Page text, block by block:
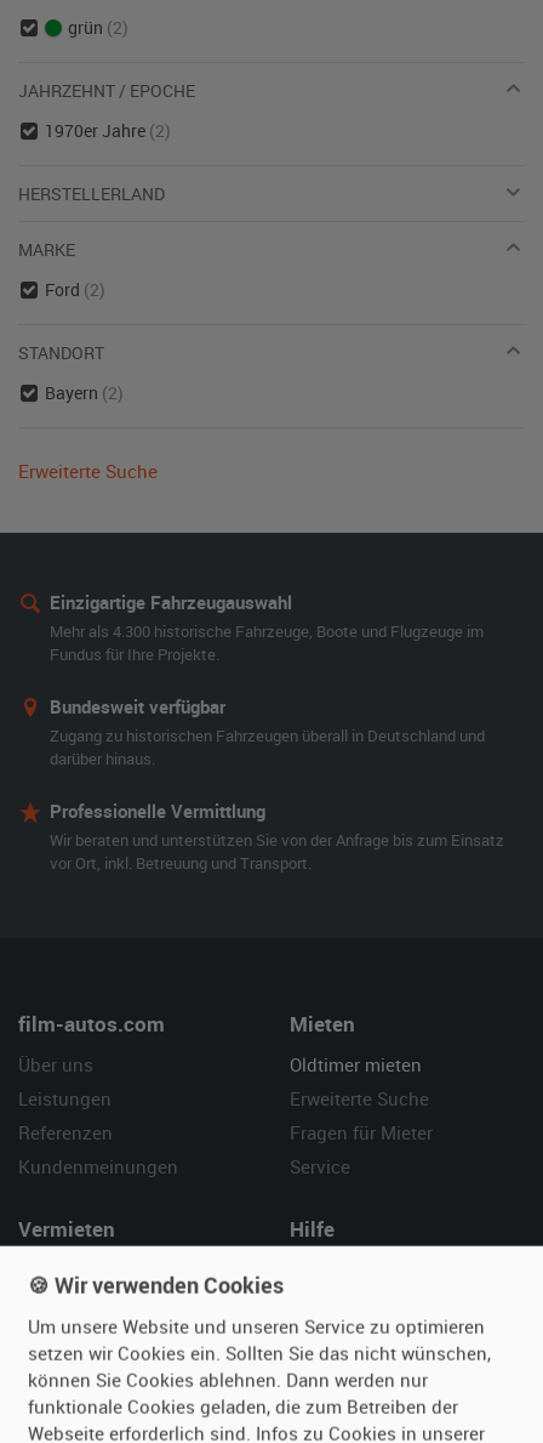
grün (2)
JAHRZEHNT / EPOCHE
1970er Jahre (2)
HERSTELLERLAND
MARKE
Ford (2)
STANDORT
Bayern (2)
Erweiterte Suche
Einzigartige Fahrzeugauswahl
Mehr als 4.300 historische Fahrzeuge, Boote und Flugzeuge im
Fundus für Ihre Projekte.
Bundesweit verfügbar
Zugang zu historischen Fahrzeugen überall in Deutschland und
darüber hinaus.
Professionelle Vermittlung
Wir beraten und unterstützen Sie von der Anfrage bis zum Einsatz
vor Ort, inkl. Betreuung und Transport.
film-autos.com
Über uns
Leistungen
Referenzen
Kundenmeinungen
Mieten
Oldtimer mieten
Erweiterte Suche
Fragen für Mieter
Service
Vermieten
Oldtimer anmelden
Fragen für Vermieter
Inserat verwalten
Hilfe
Kontakt
SPECIAL
🍪 Wir verwenden Cookies
Um unsere Website und unseren Service zu optimieren
setzen wir Cookies ein. Sollten Sie das nicht wünschen,
können Sie Cookies ablehnen. Dann werden nur
funktionale Cookies geladen, die zum Betreiben der
Webseite erforderlich sind. Infos zu Cookies in unserer